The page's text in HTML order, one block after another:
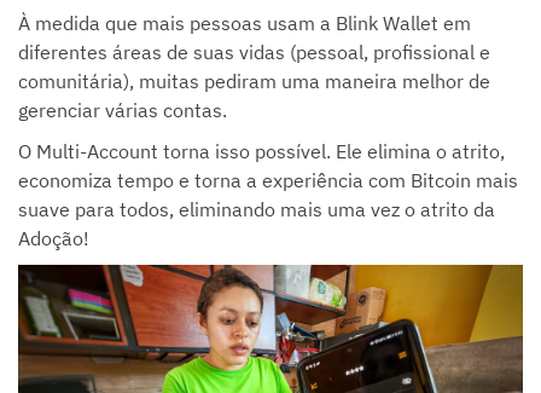
À medida que mais pessoas usam a Blink Wallet em
diferentes áreas de suas vidas (pessoal, profissional e
comunitária), muitas pediram uma maneira melhor de
gerenciar várias contas.
O Multi-Account torna isso possível. Ele elimina o atrito,
economiza tempo e torna a experiência com Bitcoin mais
suave para todos, eliminando mais uma vez o atrito da
Adoção!